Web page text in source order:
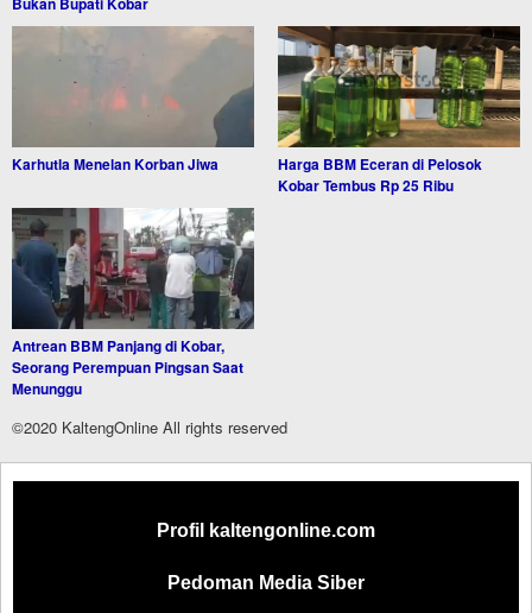
Karhutla Menelan Korban Jiwa
Harga BBM Eceran di Pelosok
Kobar Tembus Rp 25 Ribu
Antrean BBM Panjang di Kobar,
Seorang Perempuan Pingsan Saat
Menunggu
©2020 KaltengOnline All rights reserved
Profil kaltengonline.com
Pedoman Media Siber